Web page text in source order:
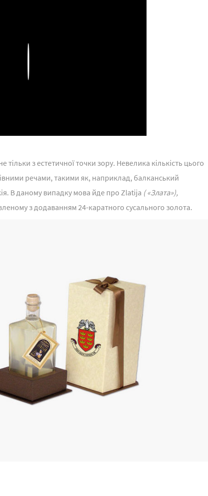
тільки з естетичної точки зору. Невелика кількість цього
речами, такими як, наприклад, балканський
В даному випадку мова йде про Zlatija ( «Злата»),
з додаванням 24-каратного сусального золота.